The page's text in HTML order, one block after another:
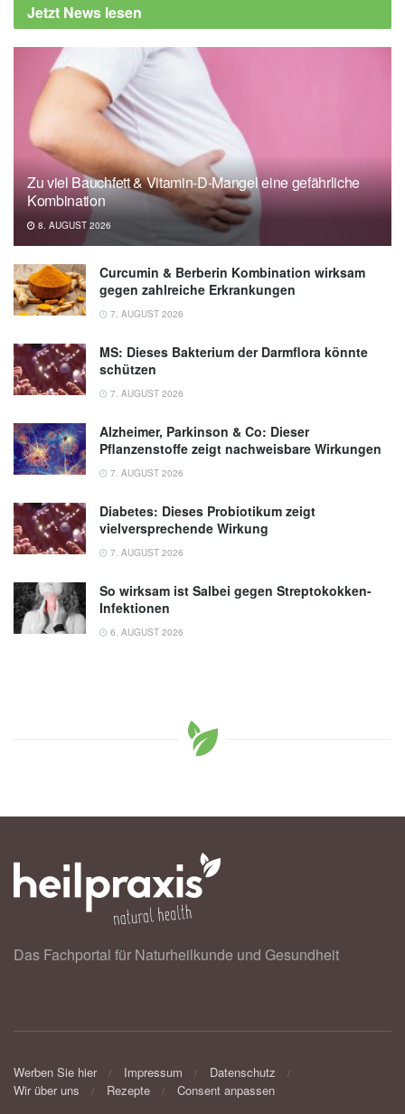
Jetzt News lesen
Zu viel Bauchfett & Vitamin-D-Mangel eine gefährliche
Kombination
8. AUGUST 2026
Curcumin & Berberin Kombination wirksam
gegen zahlreiche Erkrankungen
7. AUGUST 2026
MS: Dieses Bakterium der Darmflora könnte
schützen
7. AUGUST 2026
Alzheimer, Parkinson & Co: Dieser
Pflanzenstoffe zeigt nachweisbare Wirkungen
7. AUGUST 2026
Diabetes: Dieses Probiotikum zeigt
vielversprechende Wirkung
7. AUGUST 2026
So wirksam ist Salbei gegen Streptokokken-
Infektionen
6. AUGUST 2026
Das Fachportal für Naturheilkunde und Gesundheit
Werben Sie hier Impressum
Datenschutz
Wir über uns
Rezepte Consent anpassen